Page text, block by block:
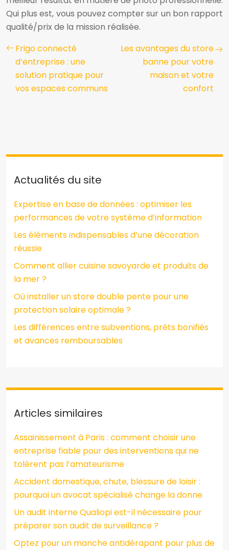
Qui plus est, vous pouvez compter sur un bon rapport
qualité/prix de la mission réalisée.
Frigo connecté
d’entreprise : une
solution pratique pour
vos espaces communs
Les avantages du store
banne pour votre
maison et votre
confort
Actualités du site
Expertise en base de données : optimiser les
performances de votre système d’information
Les éléments indispensables d’une décoration
réussie
Comment allier cuisine savoyarde et produits de
la mer ?
Où installer un store double pente pour une
protection solaire optimale ?
Les différences entre subventions, prêts bonifiés
et avances remboursables
Articles similaires
Assainissement à Paris : comment choisir une
entreprise fiable pour des interventions qui ne
tolèrent pas l’amateurisme
Accident domestique, chute, blessure de loisir :
pourquoi un avocat spécialisé change la donne
Un audit interne Qualiopi est-il nécessaire pour
préparer son audit de surveillance ?
Optez pour un manche antidérapant pour plus de